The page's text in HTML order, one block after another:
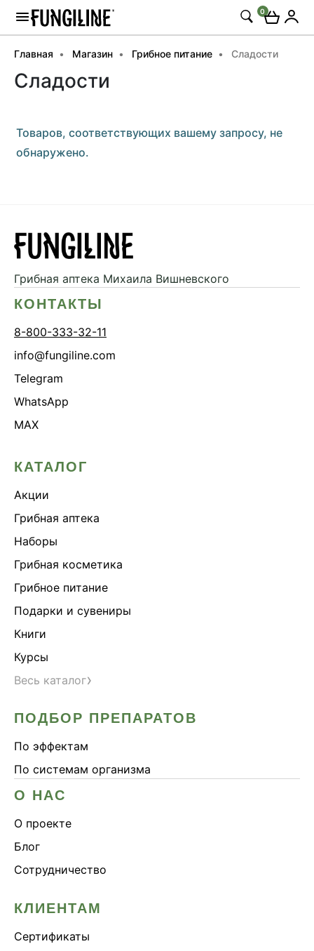
0
Главная Магазин Грибное питание Сладости
Сладости
Товаров, соответствующих вашему запросу, не
обнаружено.
Грибная аптека Михаила Вишневского
КОНТАКТЫ
8-800-333-32-11
info@fungiline.com
Telegram
WhatsApp
MAX
КАТАЛОГ
Акции
Грибная аптека
Наборы
Грибная косметика
Грибное питание
Подарки и сувениры
Книги
Курсы
Весь каталог›
ПОДБОР ПРЕПАРАТОВ
По эффектам
По системам организма
О НАС
О проекте
Блог
Сотрудничество
КЛИЕНТАМ
Сертификаты